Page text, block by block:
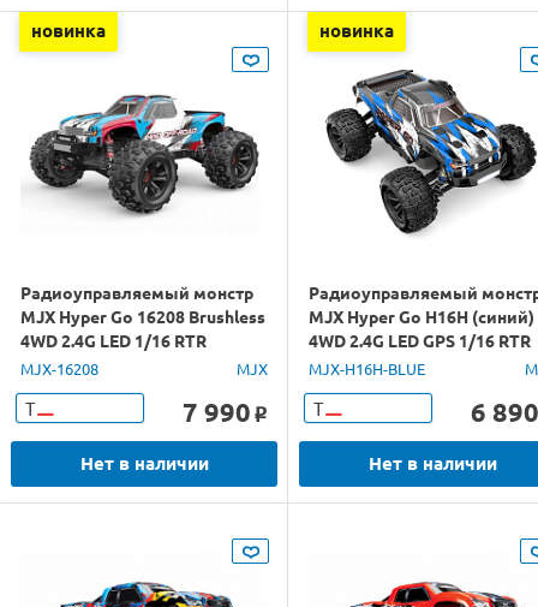
новинка
Радиоуправляемый монстр
MJX Hyper Go 16208 Brushless
4WD 2.4G LED 1/16 RTR
MJX-16208 MJX
Т 7 990 o
Нет в наличии
новинка
Радиоуправляемый
MJX Hyper Go H16H (синий)
4WD 2.4G LED GPS 1/16 RTR
MJX-H16H-BLUE
Т 6 890
Нет в наличии